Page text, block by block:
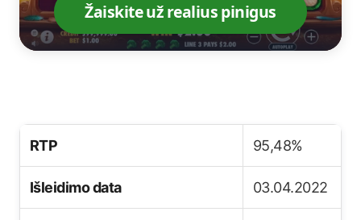
Žaiskite už realius pinigus
RTP 95,48%
Išleidimo data 03.04.2022